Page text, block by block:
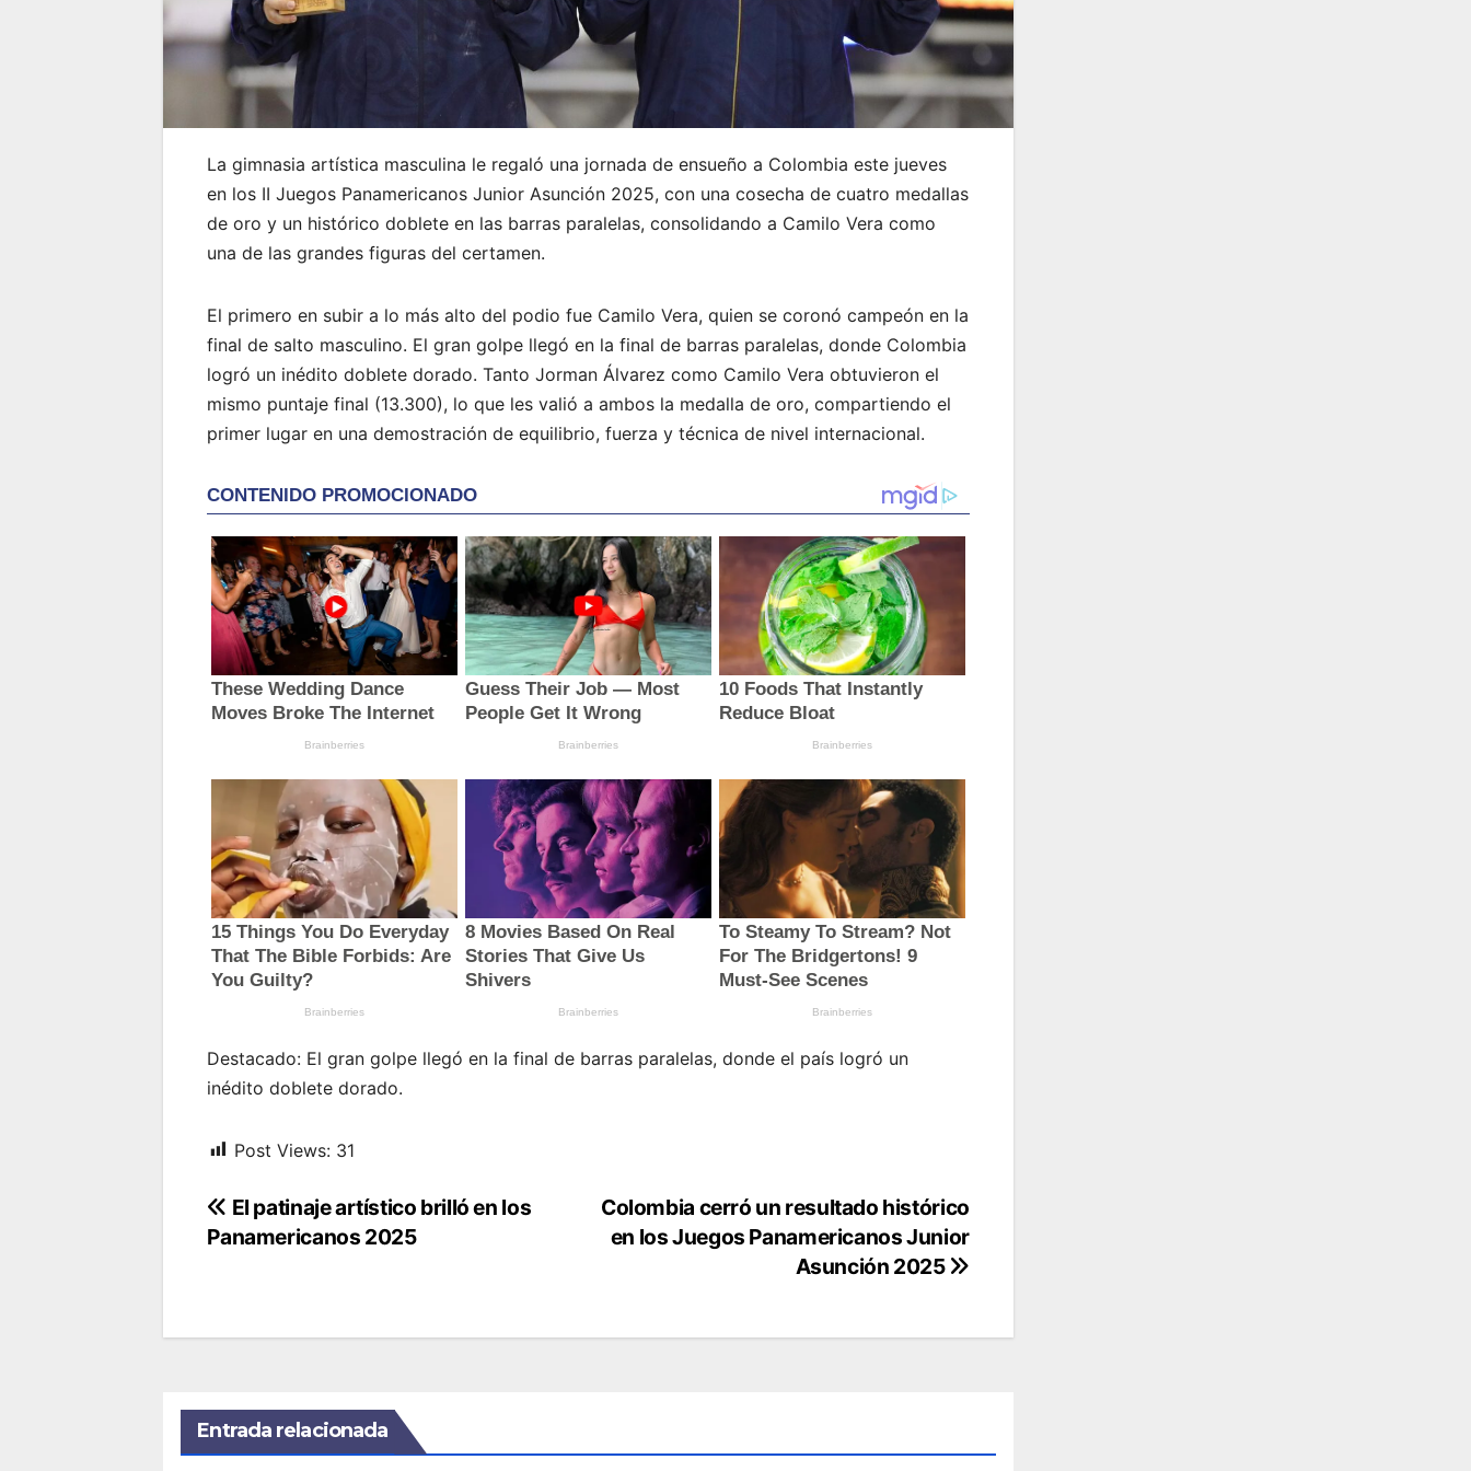
La gimnasia artística masculina le regaló una jornada de ensueño a Colombia este jueves
en los II Juegos Panamericanos Junior Asunción 2025, con una cosecha de cuatro medallas
de oro y un histórico doblete en las barras paralelas, consolidando a Camilo Vera como
una de las grandes figuras del certamen.
El primero en subir a lo más alto del podio fue Camilo Vera, quien se coronó campeón en la
final de salto masculino. El gran golpe llegó en la final de barras paralelas, donde Colombia
logró un inédito doblete dorado. Tanto Jorman Álvarez como Camilo Vera obtuvieron el
mismo puntaje final (13.300), lo que les valió a ambos la medalla de oro, compartiendo el
primer lugar en una demostración de equilibrio, fuerza y técnica de nivel internacional.
Destacado: El gran golpe llegó en la final de barras paralelas, donde el país logró un
inédito doblete dorado.
Post Views: 31
Navegación
de
Colombia cerró un resultado histórico
en los Juegos Panamericanos Junior
Asunción 2025
El patinaje artístico brilló en los
Panamericanos 2025
Entrada relacionada